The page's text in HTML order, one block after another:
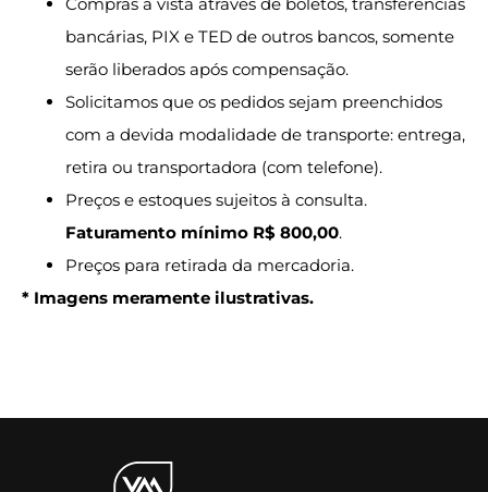
Compras à vista através de boletos, transferências
bancárias, PIX e TED de outros bancos, somente
serão liberados após compensação.
Solicitamos que os pedidos sejam preenchidos
com a devida modalidade de transporte: entrega,
retira ou transportadora (com telefone).
Preços e estoques sujeitos à consulta.
Faturamento mínimo R$ 800,00.
Preços para retirada da mercadoria.
* Imagens meramente ilustrativas.